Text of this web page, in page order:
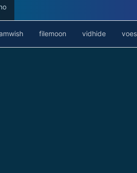
filemoon vidhide